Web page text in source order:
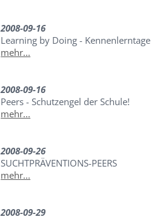
2008-09-16
Learning by Doing - Kennenlerntage
mehr...
2008-09-16
Peers - Schutzengel der Schule!
mehr...
2008-09-26
SUCHTPRÄVENTIONS-PEERS
mehr...
2008-09-29